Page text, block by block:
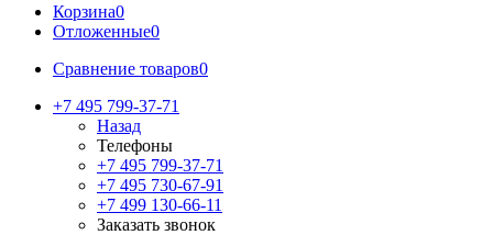
Корзина0
Отложенные0
Сравнение товаров0
+7 495 799-37-71
Назад
Телефоны
+7 495 799-37-71
+7 495 730-67-91
+7 499 130-66-11
Заказать звонок